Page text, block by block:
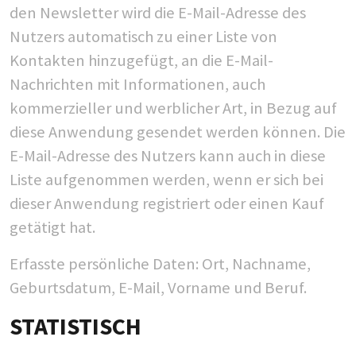
den Newsletter wird die E-Mail-Adresse des
Nutzers automatisch zu einer Liste von
Kontakten hinzugefügt, an die E-Mail-
Nachrichten mit Informationen, auch
kommerzieller und werblicher Art, in Bezug auf
diese Anwendung gesendet werden können. Die
E-Mail-Adresse des Nutzers kann auch in diese
Liste aufgenommen werden, wenn er sich bei
dieser Anwendung registriert oder einen Kauf
getätigt hat.
Erfasste persönliche Daten: Ort, Nachname,
Geburtsdatum, E-Mail, Vorname und Beruf.
STATISTISCH